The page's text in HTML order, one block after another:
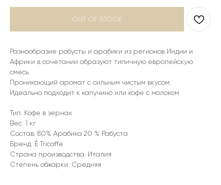
OUT OF STOCK
Разнообразие робусты и арабики из регионов Индии и
Африки в сочетании образуют типичную европейскую
смесь.
Проникающий аромат с сильным чистым вкусом.
Идеально подходит к капучино или кофе с молоком.
Тип: Кофе в зернах
Вес: 1 кг
Состав: 80% Арабика 20 % Рабуста
Бренд: É Tricaffe
Страна производства: Италия
Степень обжарки: Средняя